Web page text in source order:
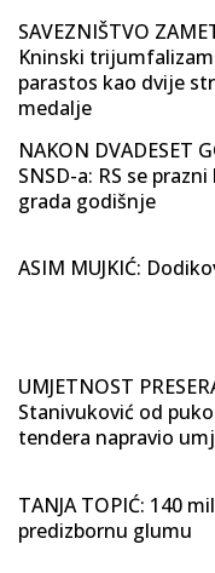
SAVEZNIŠTVO
Kninski
parastos kao dvije
medalje
NAKON DVADESET
SNSD-a: RS se
grada godišnje
ASIM MUJKIĆ:
UMJETNOST
Stanivuković od
tendera napravio
TANJA TOPIĆ: 140
predizbornu glumu